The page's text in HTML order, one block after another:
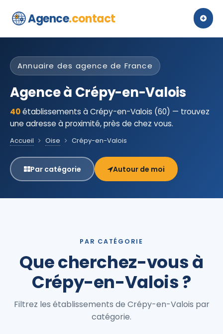
Agence.contact
Annuaire des agence de France
Agence à Crépy-en-Valois
40établissements à Crépy-en-Valois (60) — trouvez
une adresse à proximité, près de chez vous.
Accueil Oise Crépy-en-Valois
Par catégorie Autour de moi
PAR CATÉGORIE
Que cherchez-vous à
Crépy-en-Valois ?
Filtrez les établissements de Crépy-en-Valois par
catégorie.